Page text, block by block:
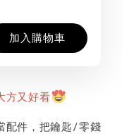
加入購物車
方又好看
配件，把鑰匙/零錢